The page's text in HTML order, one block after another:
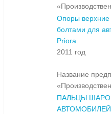
Опоры верхние
болтами для
Priora.
2011 год
Название
ПАЛЬЦЫ